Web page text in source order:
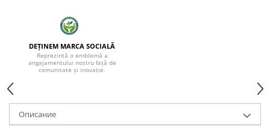
DEȚINEM MARCA SOCIALĂ
Reprezintă o emblemă a
angajamentului nostru față de
comunitate și inovație.
Oписание